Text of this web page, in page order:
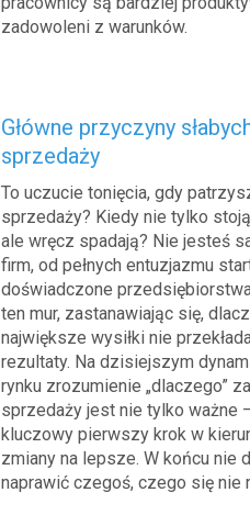
zadowoleni z warunków.
Główne przyczyny
sprzedaży
To uczucie tonięcia, gdy
sprzedaży? Kiedy nie tylko
ale wręcz spadają? Nie jesteś
firm, od pełnych entuzjazmu
doświadczone
ten mur, zastanawiając się,
największe wysiłki nie
rezultaty. Na dzisiejszym
rynku zrozumienie „dlaczego”
sprzedaży jest nie tylko ważne
kluczowy pierwszy krok w
zmiany na lepsze. W końcu nie
naprawić czegoś, czego się nie